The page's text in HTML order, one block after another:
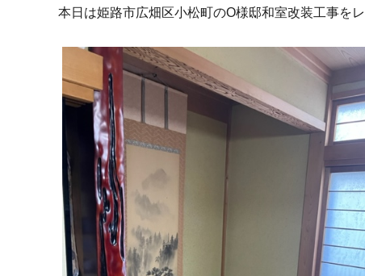
本日は姫路市広畑区小松町のO様邸和室改装工事を